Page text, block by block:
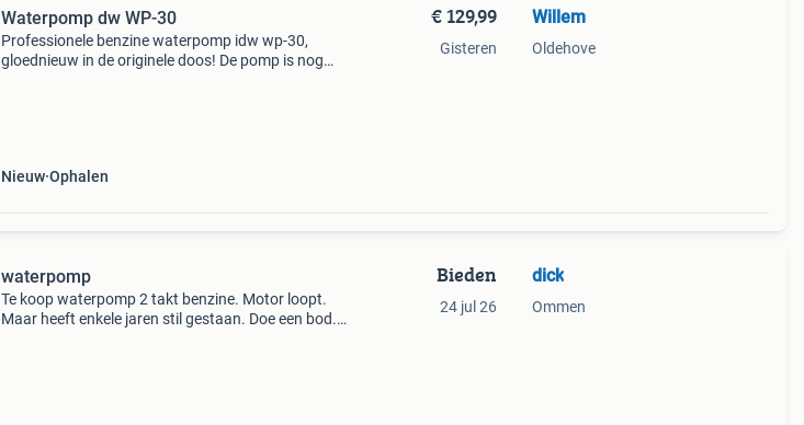
Waterpomp dw WP-30
Professionele benzine waterpomp idw wp-30,
gloednieuw in de originele doos! De pomp is nog
Nieuw Ophalen
€ 129,99
Gisteren
Willem
Oldehove
waterpomp
Te koop waterpomp 2 takt benzine. Motor loopt.
Maar heeft enkele jaren stil gestaan. Doe een bod.
Bieden
24 jul 26
dick
Ommen